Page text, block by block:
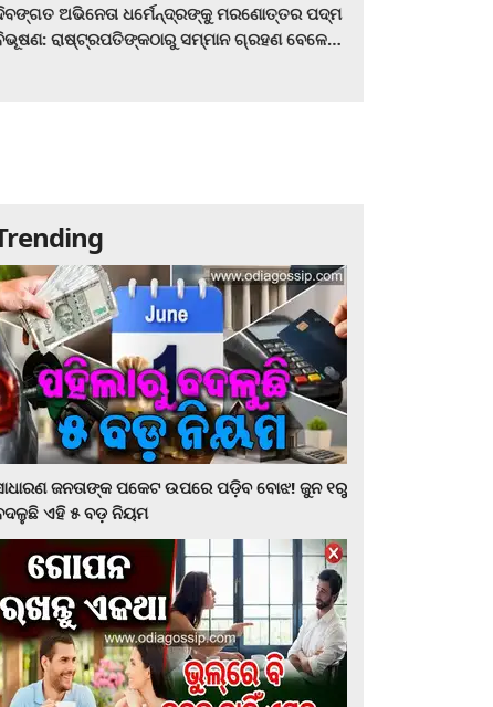
ଅଭିନେତା ଧର୍ମେନ୍ଦ୍ରଙ୍କୁ ମରଣୋତ୍ତର ପଦ୍ମ
ରାଷ୍ଟ୍ରପତିଙ୍କଠାରୁ ସମ୍ମାନ ଗ୍ରହଣ ବେଳେ
ଜନତାଙ୍କ ପକେଟ ଉପରେ ପଡ଼ିବ ବୋଝ! ଜୁନ ୧ରୁ
ଏହି ୫ ବଡ଼ ନିୟମ